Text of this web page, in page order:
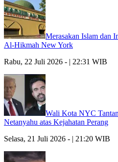
Merasakan Islam dan
Al-Hikmah New York
Rabu, 22 Juli 2026 - | 22:31 WIB
Wali Kota NYC
Netanyahu atas Kejahatan Perang
Selasa, 21 Juli 2026 - | 21:20 WIB